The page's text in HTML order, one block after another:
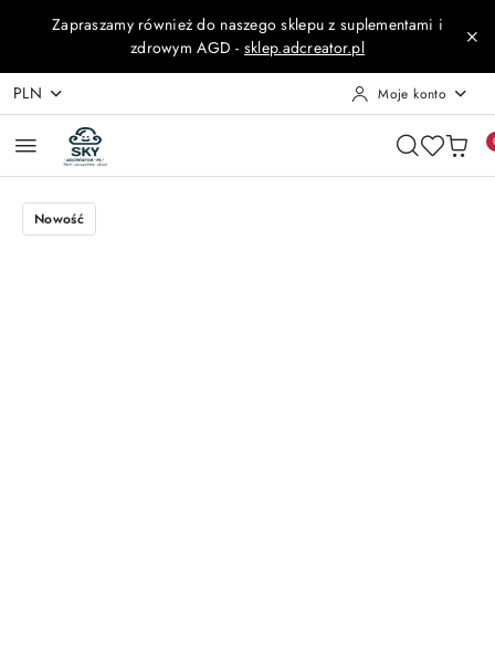
Przejdź do treści głównej
Przejdź do wyszukiwarki
Przejdź do moje konto
Przejdź do menu głównego
Przejdź do opisu produktu
Przejdź do stopki
Zapraszamy również do naszego sklepu z suplementami i
zdrowym AGD - sklep.adcreator.pl
PLN Moje konto
Nowość